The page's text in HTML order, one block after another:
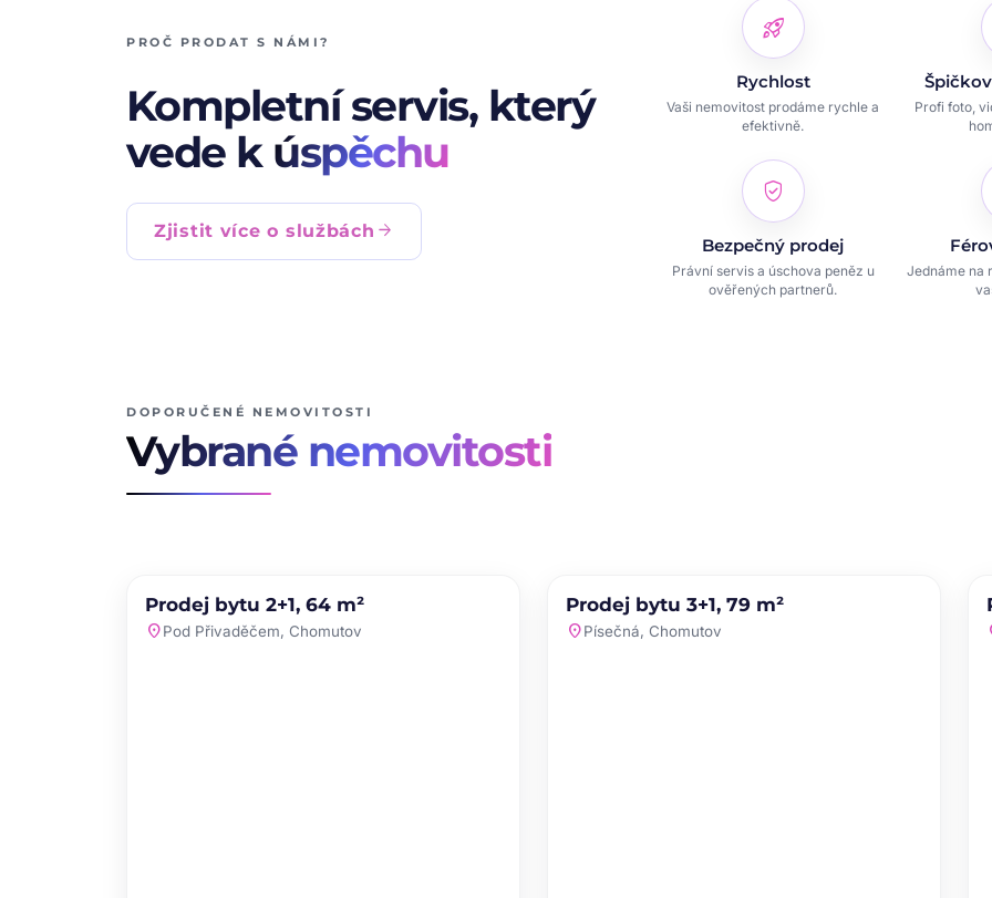
PROČ PRODAT S NÁMI?
Kompletní servis, který
vede k úspěchu
Zjistit více o službách arrow_forward
rocket_launch
Rychlost
Vaši nemovitost prodáme rychle a
efektivně.
Profi foto,
verified_user
Bezpečný prodej
Právní servis a úschova peněz u
ověřených partnerů.
Jednáme na
DOPORUČENÉ NEMOVITOSTI
Vybrané nemovitosti
PRODEJ NOVINKA
Prodej bytu 2+1, 64 m²
location_onPod Přivaděčem, Chomutov
PRODEJ NOVINKA
Prodej bytu 3+1, 79 m²
location_onPísečná, Chomutov